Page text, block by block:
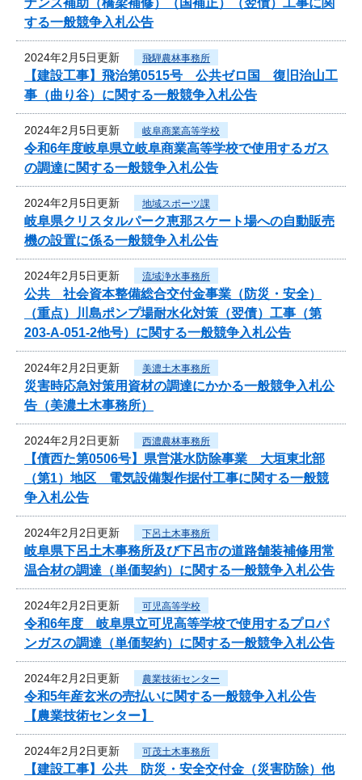
する一般競争入札公告
2024年2月5日更新 飛騨農林事務所
【建設工事】飛治第0515号 公共ゼロ国 復旧治山工
事（曲り谷）に関する一般競争入札公告
2024年2月5日更新 岐阜商業高等学校
令和6年度岐阜県立岐阜商業高等学校で使用するガス
の調達に関する一般競争入札公告
2024年2月5日更新 地域スポーツ課
岐阜県クリスタルパーク恵那スケート場への自動販売
機の設置に係る一般競争入札公告
2024年2月5日更新 流域浄水事務所
公共 社会資本整備総合交付金事業（防災・安全）
（重点）川島ポンプ場耐水化対策（翌債）工事（第
203-A-051-2他号）に関する一般競争入札公告
2024年2月2日更新 美濃土木事務所
災害時応急対策用資材の調達にかかる一般競争入札公
告（美濃土木事務所）
2024年2月2日更新 西濃農林事務所
【債西た第0506号】県営湛水防除事業 大垣東北部
（第1）地区 電気設備製作据付工事に関する一般競
争入札公告
2024年2月2日更新 下呂土木事務所
岐阜県下呂土木事務所及び下呂市の道路舗装補修用常
温合材の調達（単価契約）に関する一般競争入札公告
2024年2月2日更新 可児高等学校
令和6年度 岐阜県立可児高等学校で使用するプロパ
ンガスの調達（単価契約）に関する一般競争入札公告
2024年2月2日更新 農業技術センター
令和5年産玄米の売払いに関する一般競争入札公告
【農業技術センター】
2024年2月2日更新 可茂土木事務所
【建設工事】公共 防災・安全交付金（災害防除）他